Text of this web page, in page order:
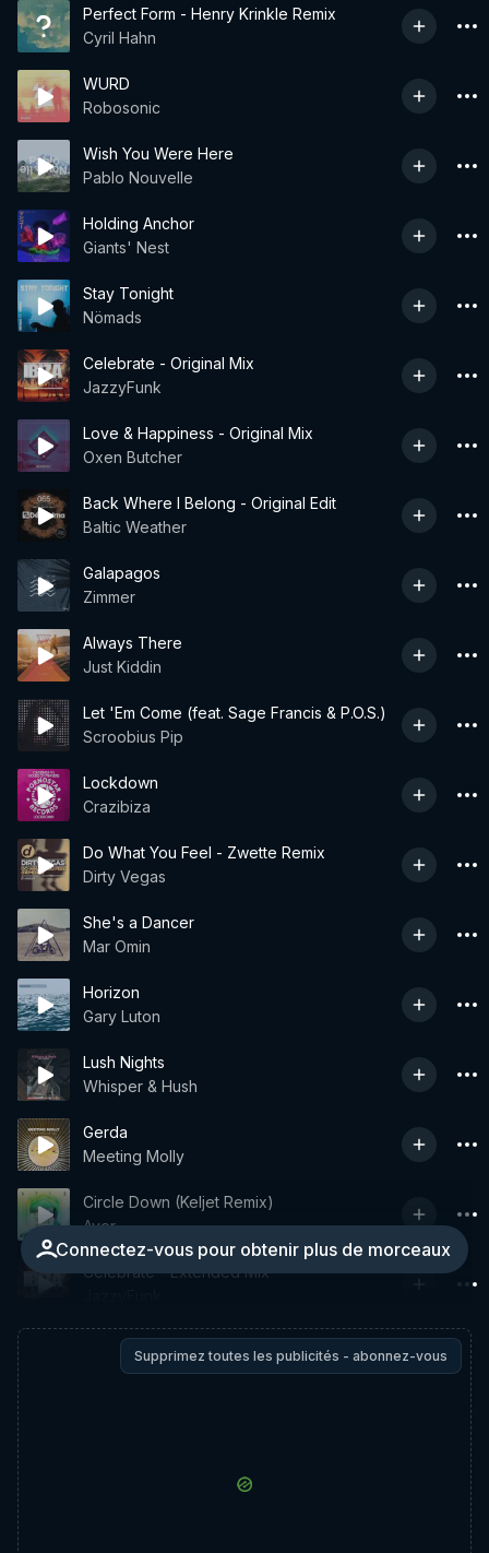
Perfect Form - Henry Krinkle Remix
Cyril Hahn
WURD
Robosonic
Wish You Were Here
Pablo Nouvelle
Holding Anchor
Giants' Nest
Stay Tonight
Nömads
Celebrate - Original Mix
JazzyFunk
Love & Happiness - Original Mix
Oxen Butcher
Back Where I Belong - Original Edit
Baltic Weather
Galapagos
Zimmer
Always There
Just Kiddin
Let 'Em Come (feat. Sage Francis & P.O.S.)
Scroobius Pip
Lockdown
Crazibiza
Do What You Feel - Zwette Remix
Dirty Vegas
She's a Dancer
Mar Omin
Horizon
Gary Luton
Lush Nights
Whisper & Hush
Gerda
Meeting Molly
Connectez-vous pour obtenir plus de morceaux
Circle Down (Keljet Remix)
Ayer
Celebrate - Extended Mix
Supprimez toutes les publicités - abonnez-vous